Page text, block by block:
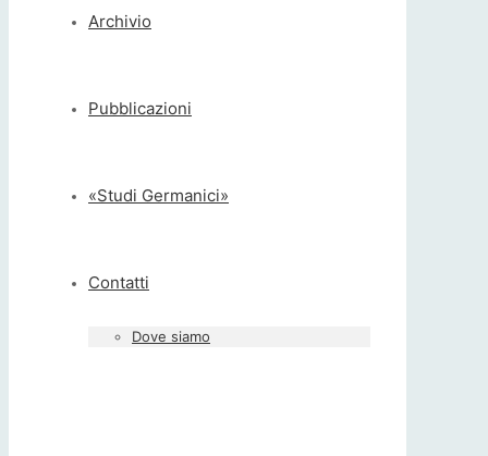
Archivio
Pubblicazioni
«Studi Germanici»
Contatti
Dove siamo